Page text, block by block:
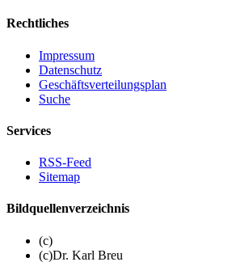
Rechtliches
Impressum
Datenschutz
Geschäftsverteilungsplan
Suche
Services
RSS-Feed
Sitemap
Bildquellenverzeichnis
(c)
(c)Dr. Karl Breu